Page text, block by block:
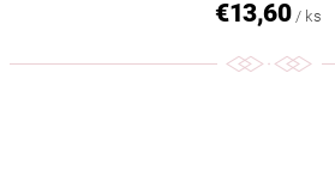
€13,60 / ks